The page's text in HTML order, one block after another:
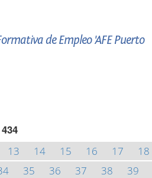
de Empleo 'AFE Puerto
434
13 14 15 16 17 18
35 36 37 38 39